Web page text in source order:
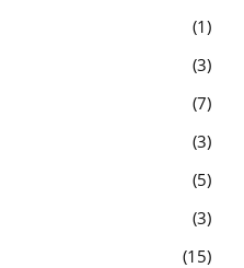
1
3
7
3
5
3
15